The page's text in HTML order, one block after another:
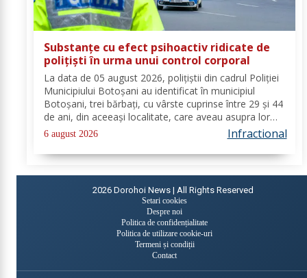
Substanțe cu efect psihoactiv ridicate de
polițiști în urma unui control corporal
La data de 05 august 2026, polițiștii din cadrul Poliției
Municipiului Botoșani au identificat în municipiul
Botoșani, trei bărbați, cu vârste cuprinse între 29 și 44
de ani, din aceeași localitate, care aveau asupra lor
substanțe psihoactive. În urma efectuării controlului
corporal asupra unuia...
6 august 2026 Infractional
2026 Dorohoi News | All Rights Reserved
Setari cookies
Despre noi
Politica de confidențialitate
Politica de utilizare cookie-uri
Termeni și condiții
Contact